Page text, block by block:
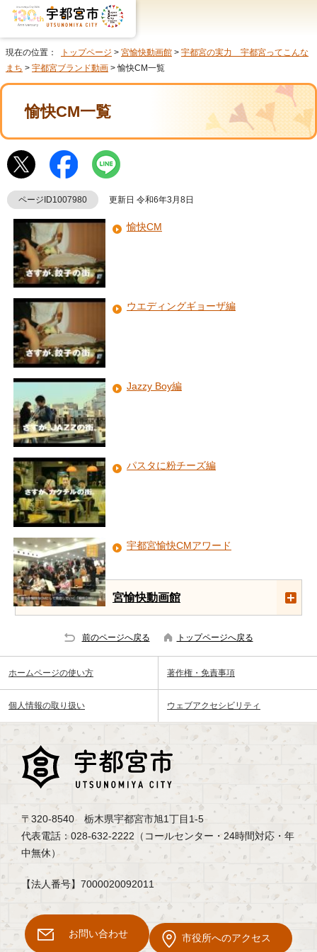
現在の位置： トップページ > 宮愉快動画館 > 宇都宮の実力 宇都宮ってこんな
まち > 宇都宮ブランド動画 > 愉快CM一覧
愉快CM一覧
ページID1007980 更新日 令和6年3月8日
愉快CM
ウエディングギョーザ編
Jazzy Boy編
パスタに粉チーズ編
宇都宮愉快CMアワード
宮愉快動画館
前のページへ戻る トップページへ戻る
ホームページの使い方 著作権・免責事項
個人情報の取り扱い ウェブアクセシビリティ
〒320-8540 栃木県宇都宮市旭1丁目1-5
代表電話：028-632-2222（コールセンター・24時間対応・年
中無休）
【法人番号】7000020092011
お問い合わせ 市役所へのアクセス